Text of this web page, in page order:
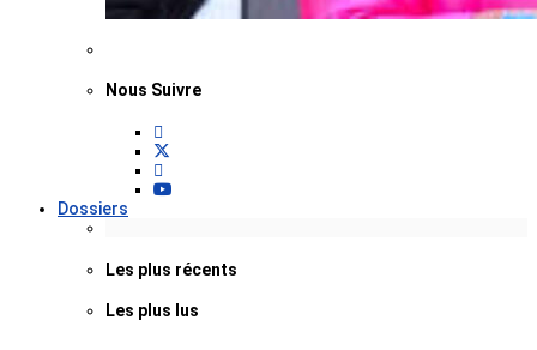
Nous Suivre
Dossiers
Les plus récents
Les plus lus